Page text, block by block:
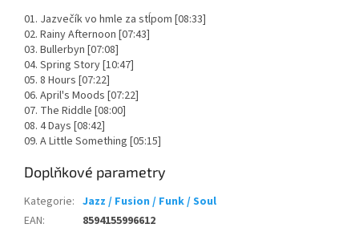
01. Jazvečík vo hmle za stĺpom [08:33]
02. Rainy Afternoon [07:43]
03. Bullerbyn [07:08]
04. Spring Story [10:47]
05. 8 Hours [07:22]
06. April's Moods [07:22]
07. The Riddle [08:00]
08. 4 Days [08:42]
09. A Little Something [05:15]
Doplňkové parametry
Kategorie: Jazz / Fusion / Funk / Soul
EAN: 8594155996612